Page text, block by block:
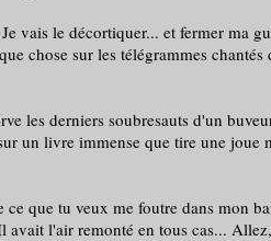
le décortiquer... et fermer ma
sur les télégrammes chantés
derniers soubresauts d'un
un livre immense que tire une
que tu veux me foutre dans mon
l'air remonté en tous cas...